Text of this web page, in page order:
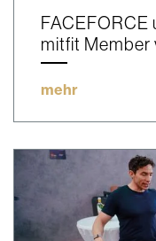
FACEFORCE
mitfit Member
mehr